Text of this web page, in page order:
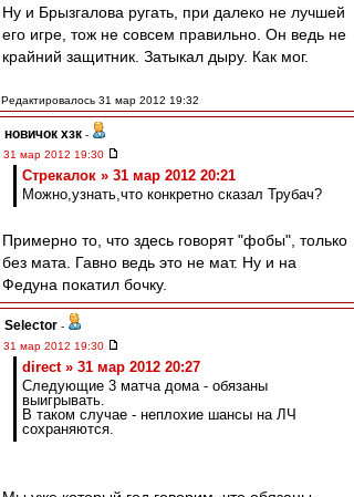
Ну и Брызгалова ругать, при далеко не лучшей
его игре, тож не совсем правильно. Он ведь не
крайний защитник. Затыкал дыру. Как мог.
Редактировалось 31 мар 2012 19:32
новичок хзк -
31 мар 2012 19:30
Стрекалок » 31 мар 2012 20:21
Можно,узнать,что конкретно сказал Трубач?
Примерно то, что здесь говорят "фобы", только
без мата. Гавно ведь это не мат. Ну и на
Федуна покатил бочку.
Selector -
31 мар 2012 19:30
direct » 31 мар 2012 20:27
Следующие 3 матча дома - обязаны
выигрывать.
В таком случае - неплохие шансы на ЛЧ
сохраняются.